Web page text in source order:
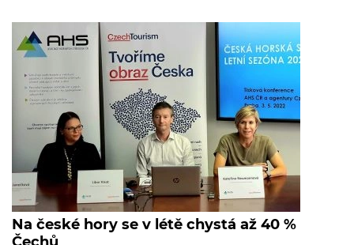
Na české hory se v létě chystá až 40 %